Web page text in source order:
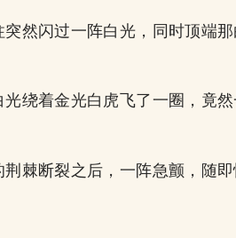
然闪过一阵白光，同时顶端
绕着金光白虎飞了一圈，竟
棘断裂之后，一阵急颤，随即